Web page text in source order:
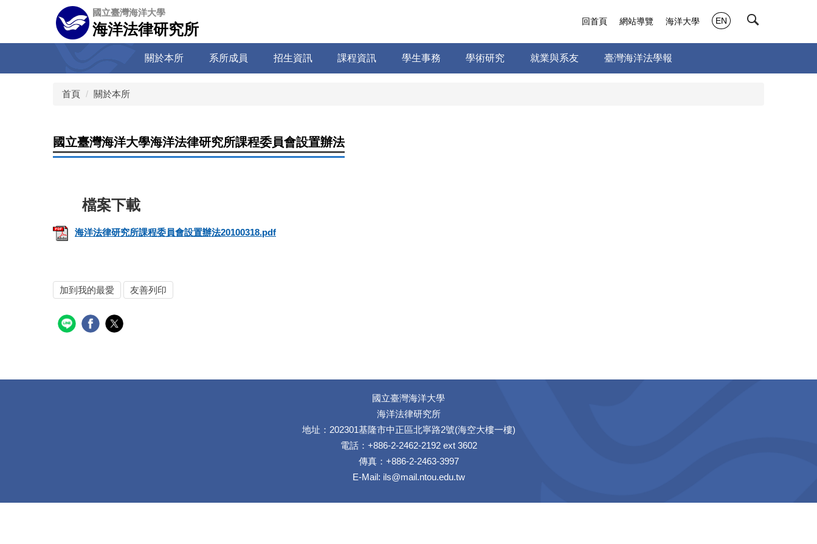
容
國立臺灣海洋大學
海洋法律研究所
關於本所 系所成員 招生資訊 課程資訊 學生事務 學術研究 就業與系友 臺灣海洋法學報
回首頁 網站導覽 海洋大學 EN
首頁 關於本所
國立臺灣海洋大學海洋法律研究所課程委員會設置辦法
海洋法律研究所課程委員會設置辦法20100318.pdf
加到我的最愛 友善列印
國立臺灣海洋大學
海洋法律研究所
地址：202301基隆市中正區北寧路2號(海空大樓一樓)
電話：+886-2-2462-2192 ext 3602
傳真：+886-2-2463-3997
E-Mail: ils@mail.ntou.edu.tw